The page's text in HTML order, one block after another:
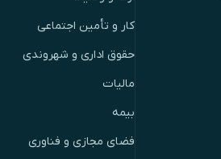
کار و تأمین اجتماعی
حقوق اداری و شهروندی
مالیات
بیمه
فضای مجازی و فناوری